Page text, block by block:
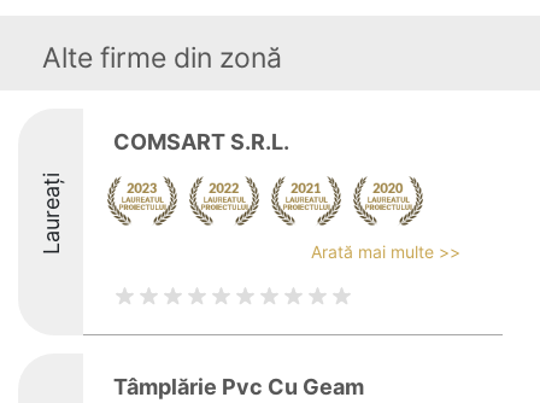
Alte firme din zonă
Laureați
COMSART S.R.L.
Arată mai multe >>
Tâmplărie Pvc Cu Geam